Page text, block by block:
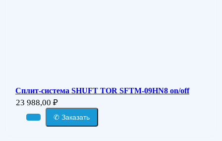
Сплит-система SHUFT TOR SFTM-09HN8 on/off
23 988,00 ₽
✆ Заказать